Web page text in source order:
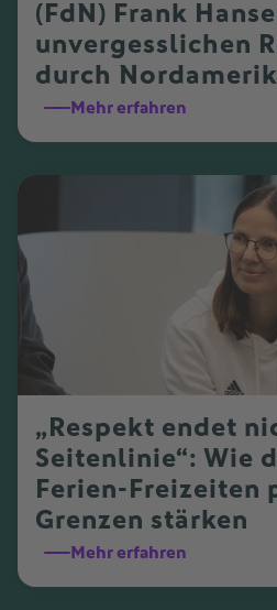
(FdN) Frank
unvergesslichen
durch
Mehr erfahren
„Respekt endet
Seitenlinie“: Wie
Ferien-Freizeiten
Grenzen stärken
Mehr erfahren